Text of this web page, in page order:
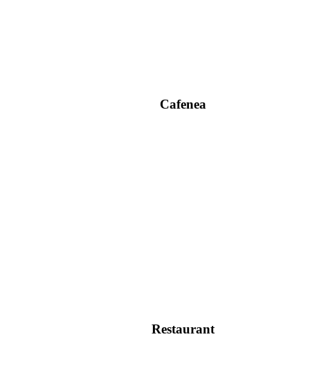
Cafenea
Restaurant